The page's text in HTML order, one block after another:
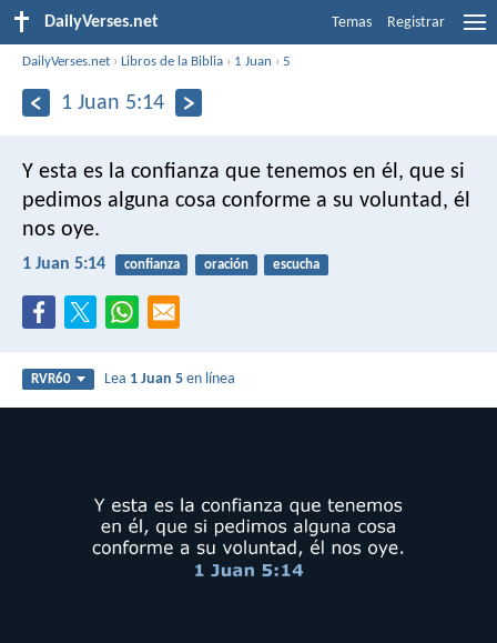
DailyVerses.net Temas Registrar
DailyVerses.net ›Libros de la Biblia › 1 Juan ›5
1 Juan 5:14
Y esta es la confianza que tenemos en él, que si
pedimos alguna cosa conforme a su voluntad, él
nos oye.
1 Juan 5:14 confianza oración escucha
RVR60 Lea 1 Juan 5 en línea